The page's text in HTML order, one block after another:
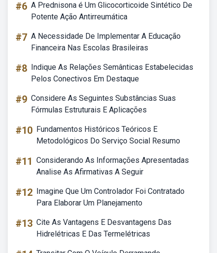
#6 A Prednisona é Um Glicocorticoide Sintético De
Potente Ação Antirreumática
#7 A Necessidade De Implementar A Educação
Financeira Nas Escolas Brasileiras
#8 Indique As Relações Semânticas Estabelecidas
Pelos Conectivos Em Destaque
#9 Considere As Seguintes Substâncias Suas
Fórmulas Estruturais E Aplicações
#10 Fundamentos Históricos Teóricos E
Metodológicos Do Serviço Social Resumo
#11 Considerando As Informações Apresentadas
Analise As Afirmativas A Seguir
#12 Imagine Que Um Controlador Foi Contratado
Para Elaborar Um Planejamento
#13 Cite As Vantagens E Desvantagens Das
Hidrelétricas E Das Termelétricas